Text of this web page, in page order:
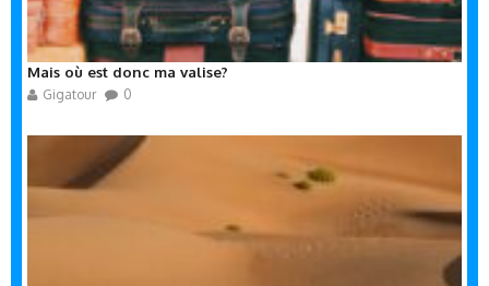
Mais où est donc ma valise?
Gigatour 0